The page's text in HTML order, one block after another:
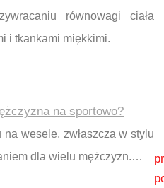
równowagi ciała
i tkankami miękkimi.
na sportowo?
wesele, zwłaszcza w stylu
dla wielu mężczyzn.…